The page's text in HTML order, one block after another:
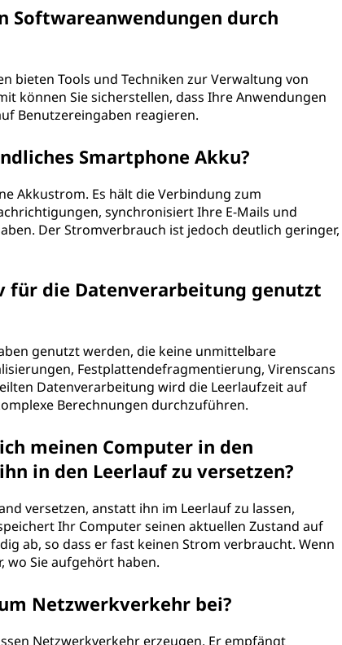
Softwareanwendungen durch
bieten Tools und Techniken zur Verwaltung von
können Sie sicherstellen, dass Ihre Anwendungen
Benutzereingaben reagieren.
Smartphone Akku?
Akkustrom. Es hält die Verbindung zum
synchronisiert Ihre E-Mails und
Der Stromverbrauch ist jedoch deutlich geringer,
für die Datenverarbeitung genutzt
genutzt werden, die keine unmittelbare
Festplattendefragmentierung, Virenscans
Datenverarbeitung wird die Leerlaufzeit auf
Berechnungen durchzuführen.
meinen Computer in den
in den Leerlauf zu versetzen?
versetzen, anstatt ihn im Leerlauf zu lassen,
Ihr Computer seinen aktuellen Zustand auf
ab, so dass er fast keinen Strom verbraucht. Wenn
wo Sie aufgehört haben.
Netzwerkverkehr bei?
Netzwerkverkehr erzeugen. Er empfängt